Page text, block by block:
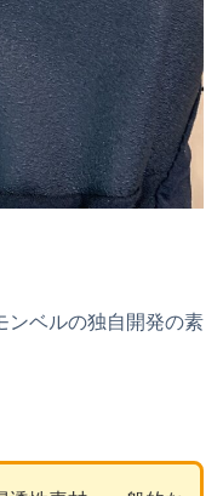
ンベルの独自開発の素